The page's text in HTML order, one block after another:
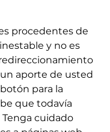
procedentes de
y no es
aporte de usted
para la
que todavía
cuidado